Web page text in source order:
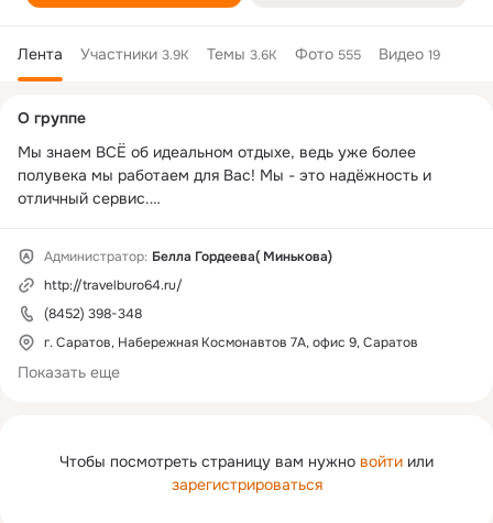
Лента Участники 3.9K Темы 3.6K Фото 555 Видео 19
Чтобы посмотреть страницу вам нужно войти или
зарегистрироваться
колонка
О группе
Мы знаем ВСЁ об идеальном отдыхе, ведь уже более
полувека мы работаем для Вас! Мы - это надёжность и
отличный сервис.
Основными направлениями нашей деятельности являются:
•Туры по России (сборные экскурсионные туры, отдых,
оздоровление);
•Речные и морские круизы;
•Разработка, организация и проведение экскурсий по
•Прием и обслуживание иногородних (в том числе
Мы работаем для вас:
Пн по Пт с 9:00 до 18:00
Администратор: Белла Гордеева( Минькова)
http://travelburo64.ru/
(8452) 398-348
г. Саратов, Набережная Космонавтов 7А, офис 9, Саратов
Показать еще